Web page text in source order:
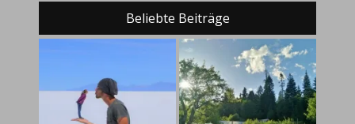
Beliebte Beiträge